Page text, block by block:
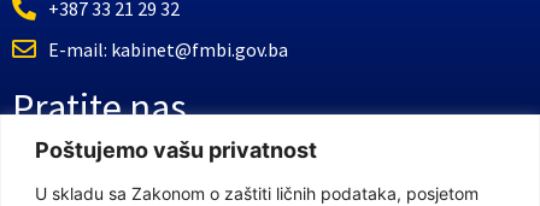
Poštujemo vašu privatnost
U skladu sa Zakonom o zaštiti ličnih podataka, posjetom
+387 33 21 29 32
E-mail: kabinet@fmbi.gov.ba
Pratite nas
Facebook Stranica